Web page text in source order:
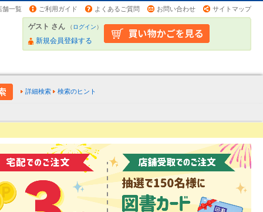
舗一覧 ご利用ガイド よくあるご質問 お問い合わせ サイトマップ
ゲスト さん （ログイン）
新規会員登録する
詳細検索 検索のヒント